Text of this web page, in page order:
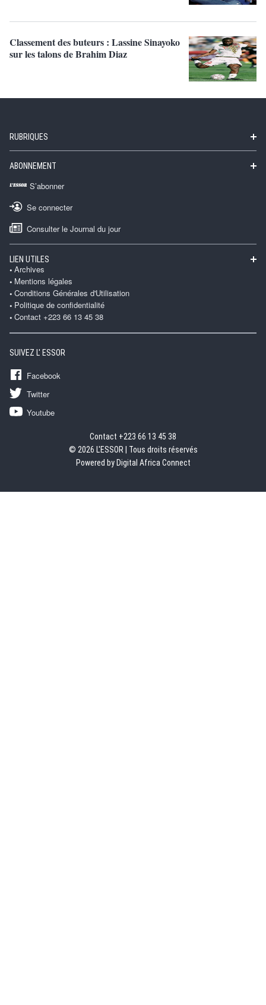
Classement des buteurs : Lassine Sinayoko
sur les talons de Brahim Diaz
RUBRIQUES
ABONNEMENT
S’abonner
Se connecter
Consulter le Journal du jour
LIEN UTILES
Archives
Mentions légales
Conditions Générales d'Utilisation
Politique de confidentialité
Contact +223 66 13 45 38
SUIVEZ L' ESSOR
Facebook
Twitter
Youtube
Contact +223 66 13 45 38
© 2026 L'ESSOR | Tous droits réservés
Powered by Digital Africa Connect